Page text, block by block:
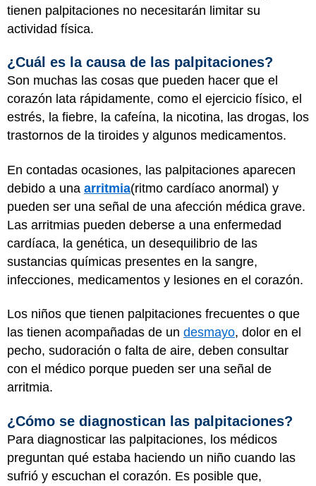
tienen palpitaciones no necesitarán limitar su
actividad física.
¿Cuál es la causa de las palpitaciones?
Son muchas las cosas que pueden hacer que el
corazón lata rápidamente, como el ejercicio físico, el
estrés, la fiebre, la cafeína, la nicotina, las drogas, los
trastornos de la tiroides y algunos medicamentos.
En contadas ocasiones, las palpitaciones aparecen
debido a una arritmia(ritmo cardíaco anormal) y
pueden ser una señal de una afección médica grave.
Las arritmias pueden deberse a una enfermedad
cardíaca, la genética, un desequilibrio de las
sustancias químicas presentes en la sangre,
infecciones, medicamentos y lesiones en el corazón.
Los niños que tienen palpitaciones frecuentes o que
las tienen acompañadas de un desmayo, dolor en el
pecho, sudoración o falta de aire, deben consultar
con el médico porque pueden ser una señal de
arritmia.
¿Cómo se diagnostican las palpitaciones?
Para diagnosticar las palpitaciones, los médicos
preguntan qué estaba haciendo un niño cuando las
sufrió y escuchan el corazón. Es posible que,